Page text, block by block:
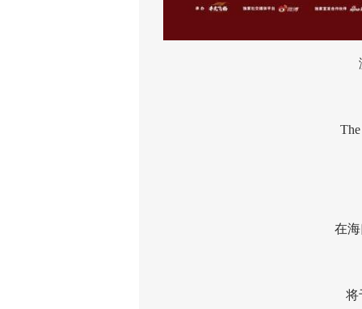
激
The
在海口
将于